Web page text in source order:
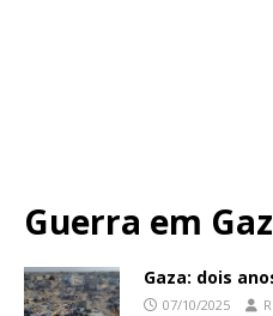
Guerra em
Gaza: dois
07/10/2025